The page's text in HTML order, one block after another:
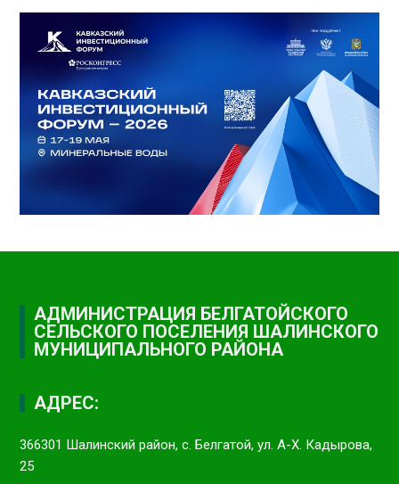
АДМИНИСТРАЦИЯ БЕЛГАТОЙСКОГО
СЕЛЬСКОГО ПОСЕЛЕНИЯ ШАЛИНСКОГО
МУНИЦИПАЛЬНОГО РАЙОНА
АДРЕС:
366301 Шалинский район, с. Белгатой, ул. А-Х. Кадырова,
25